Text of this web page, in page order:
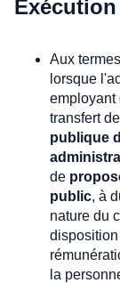
Aux
lorsque
employant
transfert
publique
de
public, à
nature du
la